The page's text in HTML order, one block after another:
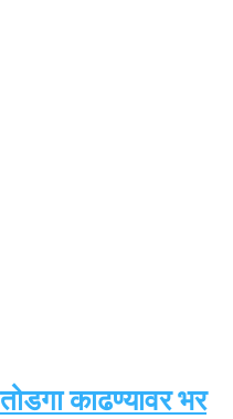
काढण्यावर भर